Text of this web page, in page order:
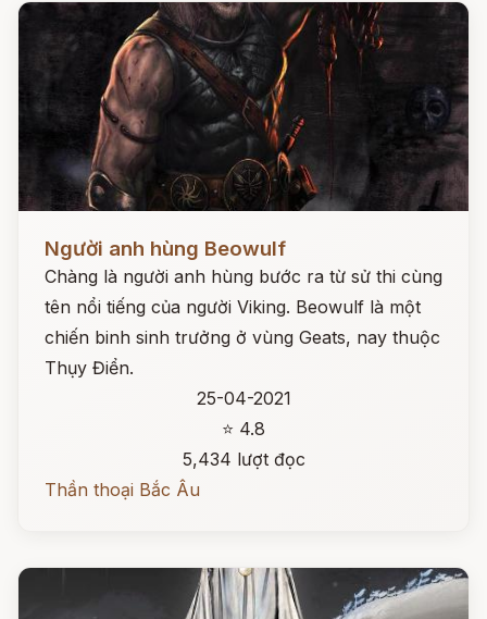
Người anh hùng Beowulf
Chàng là người anh hùng bước ra từ sử thi cùng
tên nổi tiếng của người Viking. Beowulf là một
chiến binh sinh trưởng ở vùng Geats, nay thuộc
Thụy Điển.
25-04-2021
⭐ 4.8
5,434 lượt đọc
Thần thoại Bắc Âu